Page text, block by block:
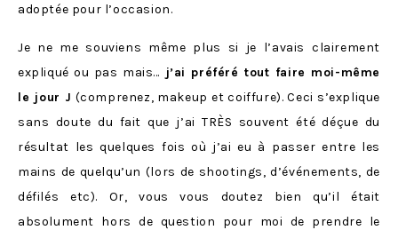
adoptée pour l’occasion.
Je ne me souviens même plus si je l’avais clairement
expliqué ou pas mais… j’ai préféré tout faire moi-même
le jour J (comprenez, makeup et coiffure). Ceci s’explique
sans doute du fait que j’ai TRÈS souvent été déçue du
résultat les quelques fois où j’ai eu à passer entre les
mains de quelqu’un (lors de shootings, d’événements, de
défilés etc). Or, vous vous doutez bien qu’il était
absolument hors de question pour moi de prendre le